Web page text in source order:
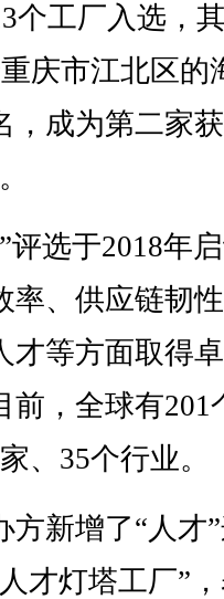
个工厂入选，
庆市江北区的
，成为第二家
选于2018年
率、供应链韧
才等方面取得
前，全球有201
、35个行业。
新增了“人才”
才灯塔工厂”